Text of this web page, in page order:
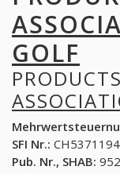
GOLF
SFI Nr.:
Pub. Nr., SHAB: